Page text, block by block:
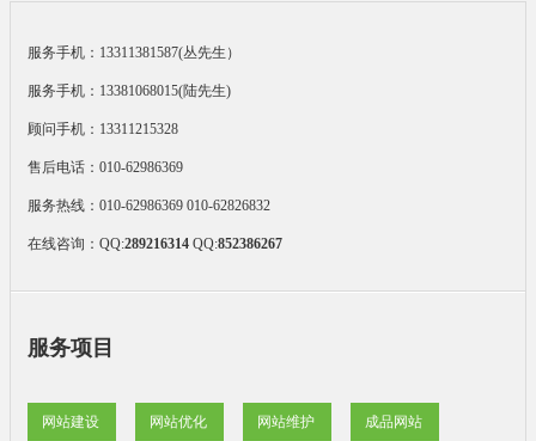
服务手机：13311381587(丛先生）
服务手机：13381068015(陆先生)
顾问手机：13311215328
售后电话：010-62986369
服务热线：010-62986369 010-62826832
在线咨询： QQ:289216314 QQ:852386267
服务项目
网站建设 网站优化 网站维护 成品网站